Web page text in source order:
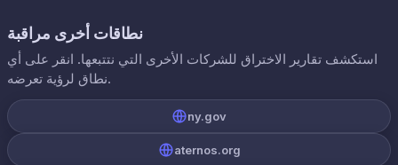
نطاقات أخرى مراقبة
استكشف تقارير الاختراق للشركات الأخرى التي نتتبعها. انقر على أي
نطاق لرؤية تعرضه.
ny.gov
aternos.org